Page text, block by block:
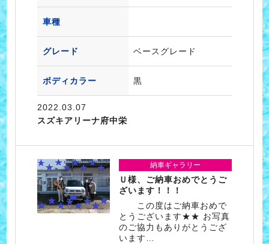
車種
グレード ベースグレード
ボディカラー 黒
2022.03.07
スズキアリーナ府中栄
納車ギャラリー
Ｕ様、ご納車おめでとうご
ざいます！！！
この度はご納車おめで
とうございます★★ お写真
のご協力もありがとうござ
います…